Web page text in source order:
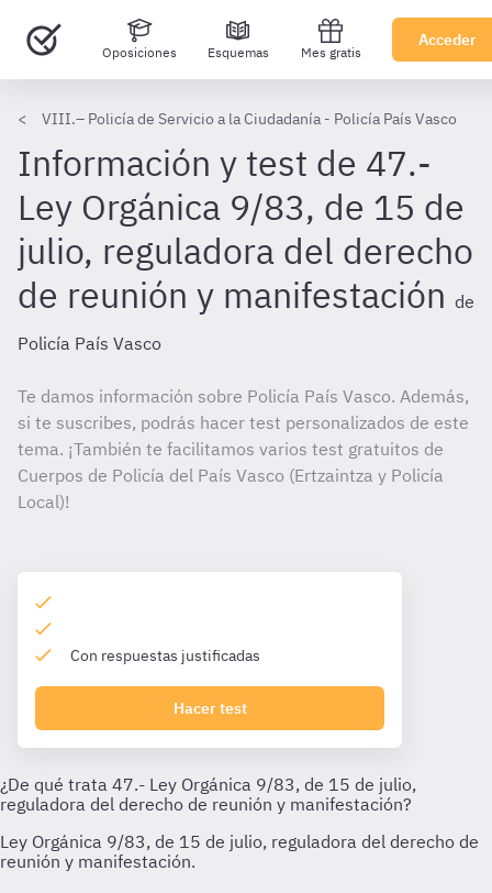
Oposiciones Esquemas Mes gratis
Acceder
VIII.– Policía de Servicio a la Ciudadanía - Policía País Vasco
Información y test de 47.-
Ley Orgánica 9/83, de 15 de
julio, reguladora del derecho
de reunión y manifestación de
Policía País Vasco
Te damos información sobre Policía País Vasco. Además,
si te suscribes, podrás hacer test personalizados de este
tema. ¡También te facilitamos varios test gratuitos de
Cuerpos de Policía del País Vasco (Ertzaintza y Policía
Local)!
Con respuestas justificadas
Hacer test